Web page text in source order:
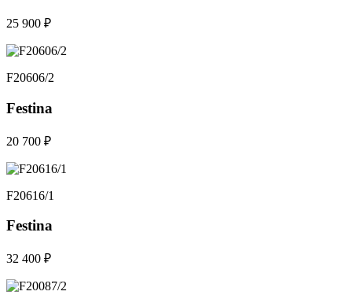
25 900 ₽
F20606/2
Festina
20 700 ₽
F20616/1
Festina
32 400 ₽